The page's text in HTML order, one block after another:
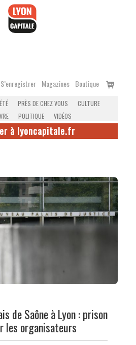
S’enregistrer Magazines Boutique
Voir
PRÈS DE CHEZ VOUS
CULTURE
POLITIQUE VIDÉOS
à lyoncapitale.fr
de Saône à Lyon : prison
les organisateurs